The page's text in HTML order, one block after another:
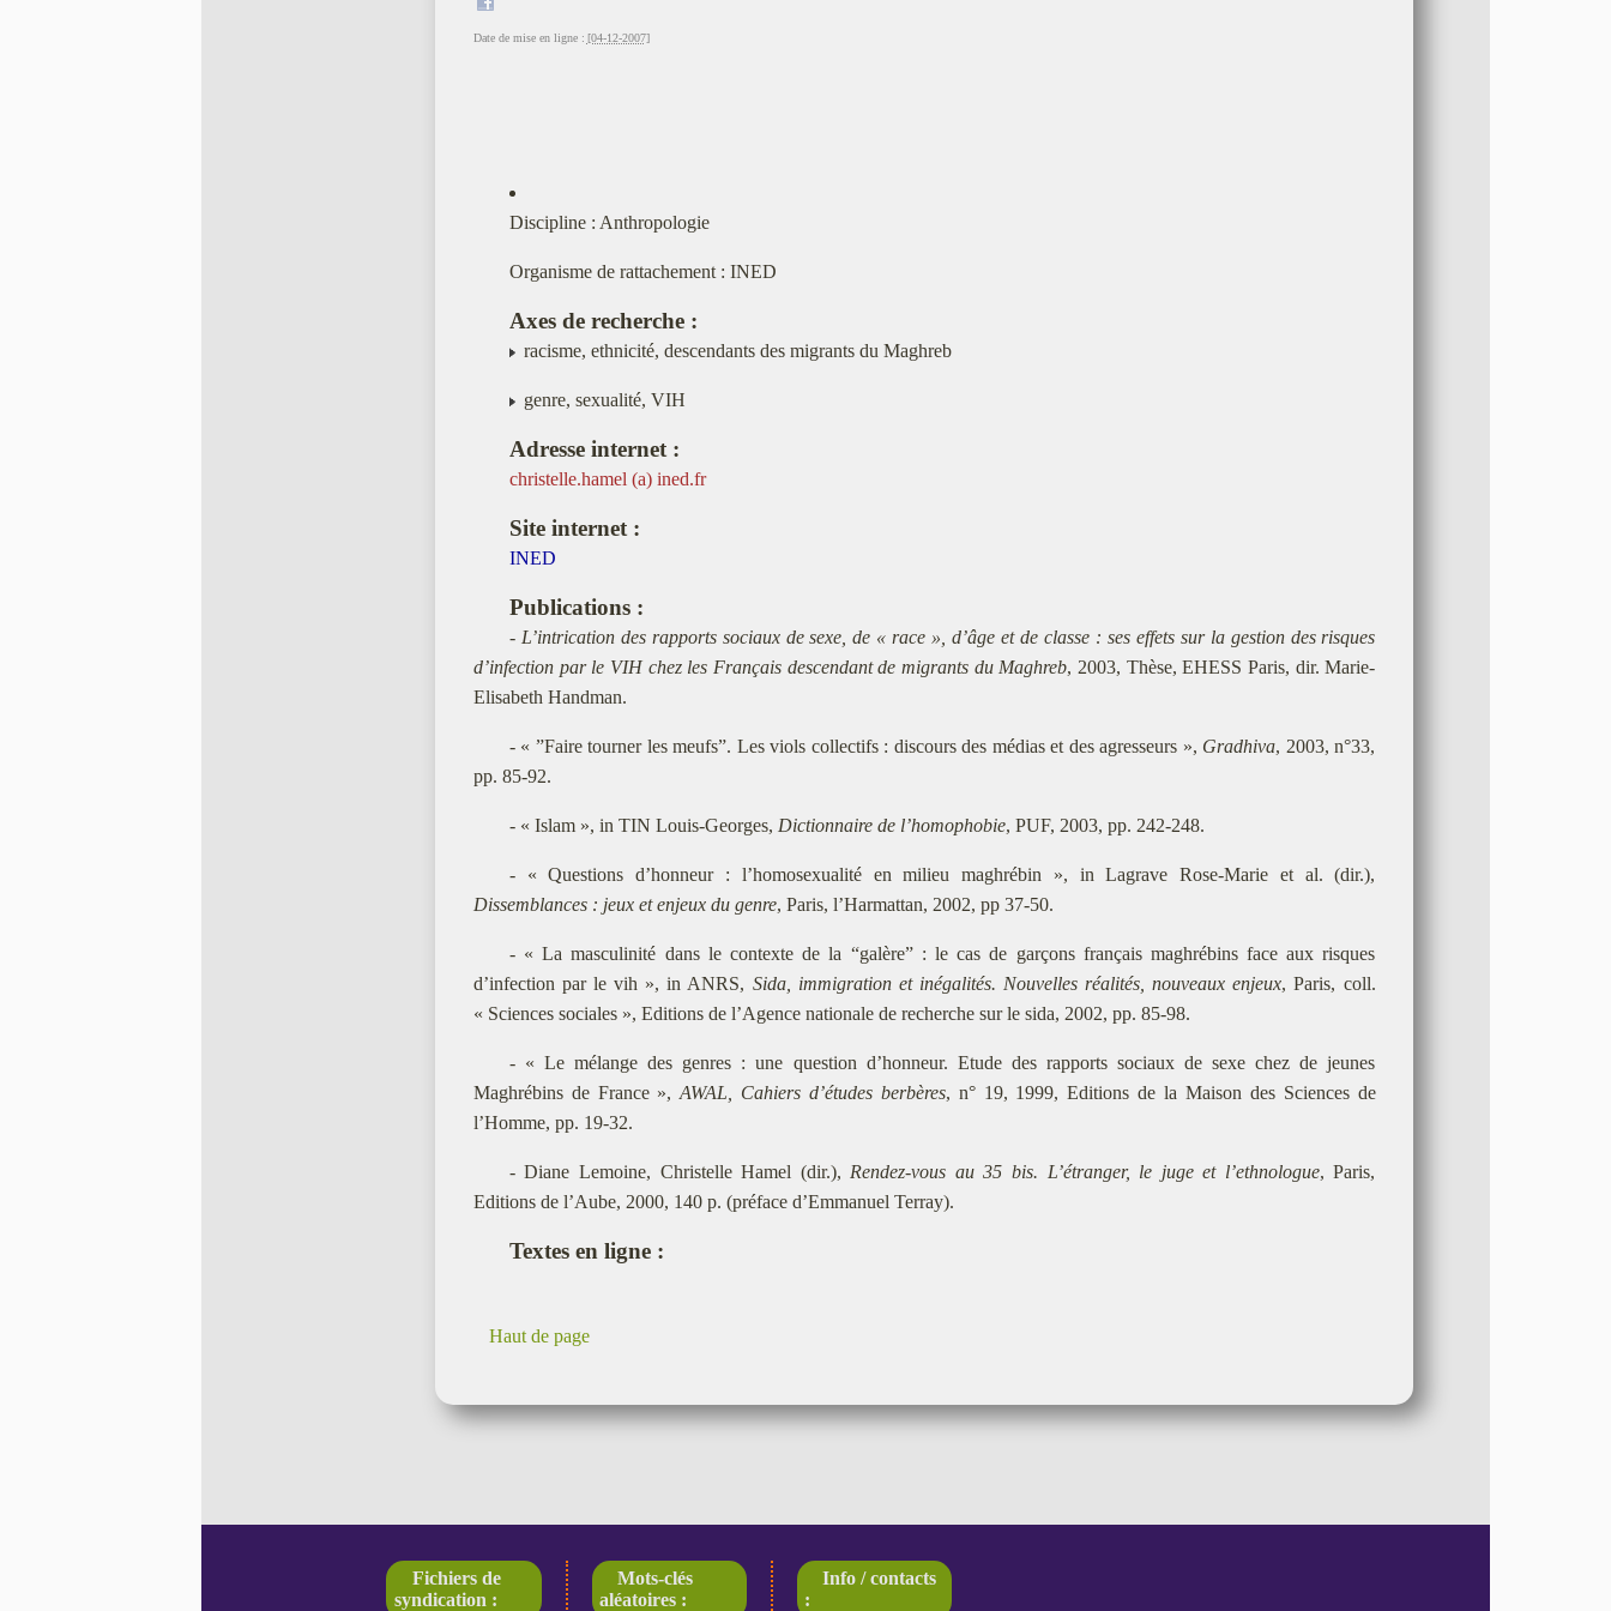
Date de mise en ligne : [04-12-2007]
Discipline : Anthropologie
Organisme de rattachement : INED
Axes de recherche :
racisme, ethnicité, descendants des migrants du Maghreb
genre, sexualité, VIH
Adresse internet :
christelle.hamel (a) ined.fr
Site internet :
INED
Publications :
- L’intrication des rapports sociaux de sexe, de « race », d’âge et de classe : ses effets sur la gestion des risques
d’infection par le VIH chez les Français descendant de migrants du Maghreb, 2003, Thèse, EHESS Paris, dir. Marie-
Elisabeth Handman.
- « ”Faire tourner les meufs”. Les viols collectifs : discours des médias et des agresseurs », Gradhiva, 2003, n°33,
pp. 85-92.
- « Islam », in TIN Louis-Georges, Dictionnaire de l’homophobie, PUF, 2003, pp. 242-248.
- « Questions d’honneur : l’homosexualité en milieu maghrébin », in Lagrave Rose-Marie et al. (dir.),
Dissemblances : jeux et enjeux du genre, Paris, l’Harmattan, 2002, pp 37-50.
- « La masculinité dans le contexte de la “galère” : le cas de garçons français maghrébins face aux risques
d’infection par le vih », in ANRS, Sida, immigration et inégalités. Nouvelles réalités, nouveaux enjeux, Paris, coll.
« Sciences sociales », Editions de l’Agence nationale de recherche sur le sida, 2002, pp. 85-98.
- « Le mélange des genres : une question d’honneur. Etude des rapports sociaux de sexe chez de jeunes
Maghrébins de France »,AWAL, Cahiers d’études berbères, n° 19, 1999, Editions de la Maison des Sciences de
l’Homme, pp. 19-32.
- Diane Lemoine, Christelle Hamel (dir.), Rendez-vous au 35 bis. L’étranger, le juge et l’ethnologue, Paris,
Editions de l’Aube, 2000, 140 p. (préface d’Emmanuel Terray).
Textes en ligne :
Haut de page
Fichiers de
syndication :
Mots-clés
aléatoires :
Info / contacts
: